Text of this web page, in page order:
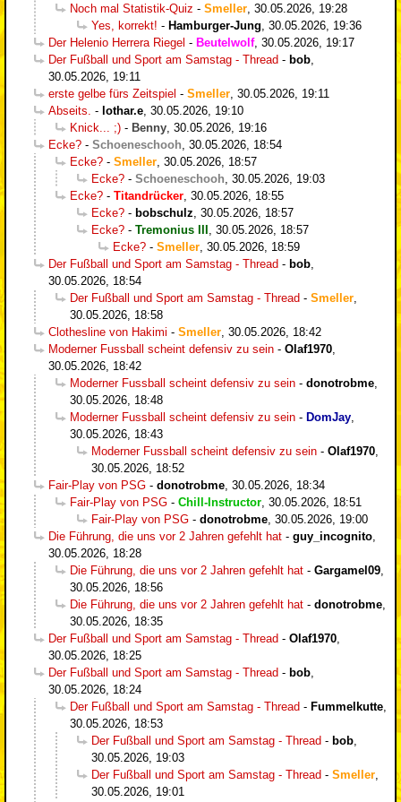
Noch mal Statistik-Quiz - Smeller 30.05.2026, 19:28
Yes, korrekt! - Hamburger-Jung 30.05.2026, 19:36
Der Helenio Herrera Riegel - Beutelwolf, 30.05.2026, 19:17
Der Fußball und Sport am Samstag - Thread - bob
30.05.2026, 19:11
erste gelbe fürs Zeitspiel - Smeller 30.05.2026, 19:11
Abseits. - lothar.e 30.05.2026, 19:10
Knick... ;) - Benny 30.05.2026, 19:16
Ecke? - Schoeneschooh 30.05.2026, 18:54
Ecke? - Smeller 30.05.2026, 18:57
Ecke? - Schoeneschooh 30.05.2026, 19:03
Ecke? - Titandrücker 30.05.2026, 18:55
Ecke? - bobschulz 30.05.2026, 18:57
Ecke? - Tremonius III
30.05.2026, 18:57
Ecke? - Smeller 30.05.2026, 18:59
Der Fußball und Sport am Samstag - Thread - bob
30.05.2026, 18:54
Der Fußball und Sport am Samstag - Thread - Smeller
30.05.2026, 18:58
Clothesline von Hakimi - Smeller 30.05.2026, 18:42
Moderner Fussball scheint defensiv zu sein - Olaf1970
30.05.2026, 18:42
Moderner Fussball scheint defensiv zu sein - donotrobme
30.05.2026, 18:48
Moderner Fussball scheint defensiv zu sein - DomJay
30.05.2026, 18:43
Moderner Fussball scheint defensiv zu sein - Olaf1970
30.05.2026, 18:52
Fair-Play von PSG - donotrobme 30.05.2026, 18:34
Fair-Play von PSG - Chill-Instructor 30.05.2026, 18:51
Fair-Play von PSG - donotrobme 30.05.2026, 19:00
Die Führung, die uns vor 2 Jahren gefehlt hat - guy_incognito
30.05.2026, 18:28
Die Führung, die uns vor 2 Jahren gefehlt hat - Gargamel09
30.05.2026, 18:56
Die Führung, die uns vor 2 Jahren gefehlt hat - donotrobme
30.05.2026, 18:35
Der Fußball und Sport am Samstag - Thread - Olaf1970
30.05.2026, 18:25
Der Fußball und Sport am Samstag - Thread - bob
30.05.2026, 18:24
Der Fußball und Sport am Samstag - Thread - Fummelkutte
30.05.2026, 18:53
Der Fußball und Sport am Samstag - Thread - bob
30.05.2026, 19:03
Der Fußball und Sport am Samstag - Thread - Smeller
30.05.2026, 19:01